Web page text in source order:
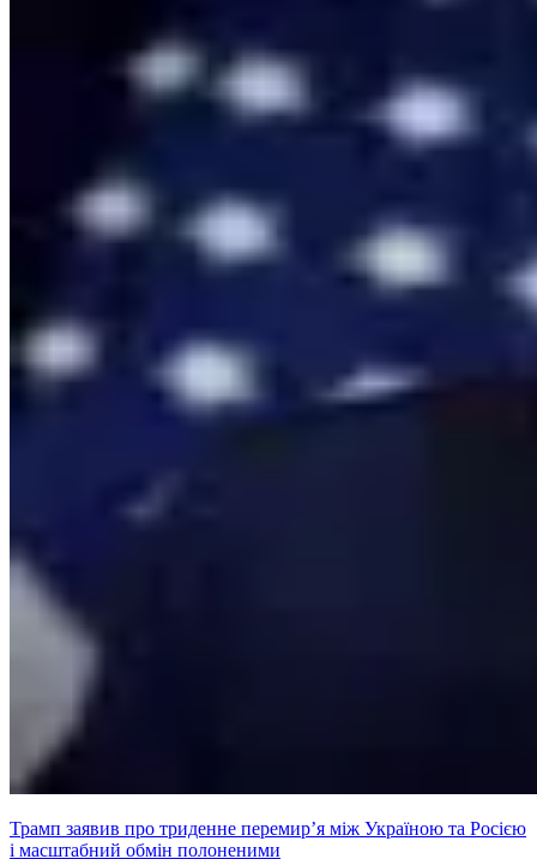
Трамп заявив про триденне перемир’я між Україною та Росією
і масштабний обмін полоненими